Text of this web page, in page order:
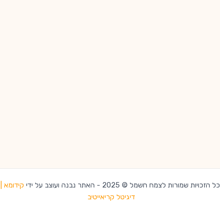
כל הזכויות שמורות לצמח חשמל © 2025 - האתר נבנה ועוצב על ידי
קידומא |
דיגיטל קריאייטיב